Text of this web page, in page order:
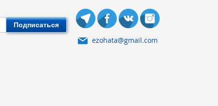
Подписаться
ezohata@gmail.com